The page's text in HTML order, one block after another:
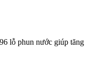
lỗ phun nước giúp